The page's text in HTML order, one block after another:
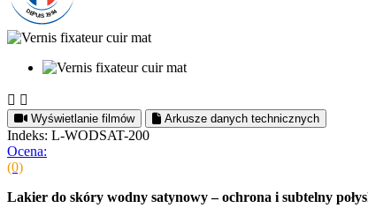
 
Wyświetlanie filmów Arkusze danych technicznych
Indeks: L-WODSAT-200
Ocena:
(0)
Lakier do skóry wodny satynowy – ochrona i subtelny